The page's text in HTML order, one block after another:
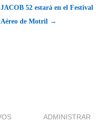
JACOB 52 estará en el Festival
Aéreo de Motril →
ADMINISTRAR